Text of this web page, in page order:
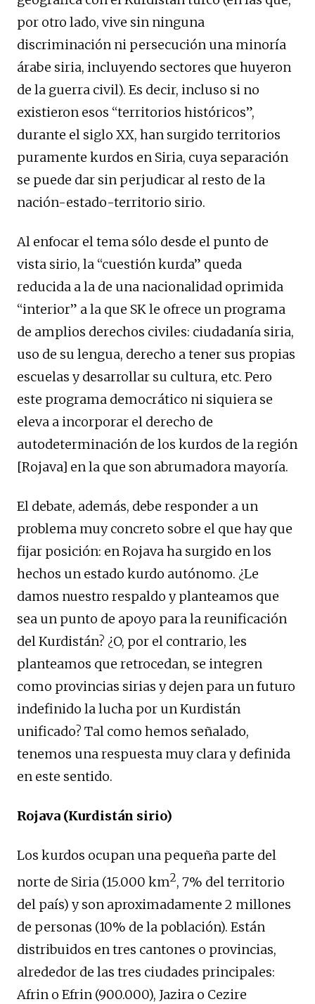
por otro lado, vive sin ninguna
discriminación ni persecución una minoría
árabe siria, incluyendo sectores que huyeron
de la guerra civil). Es decir, incluso si no
existieron esos “territorios históricos”,
durante el siglo XX, han surgido territorios
puramente kurdos en Siria, cuya separación
se puede dar sin perjudicar al resto de la
nación-estado-territorio sirio.
Al enfocar el tema sólo desde el punto de
vista sirio, la “cuestión kurda” queda
reducida a la de una nacionalidad oprimida
“interior” a la que SK le ofrece un programa
de amplios derechos civiles: ciudadanía siria,
uso de su lengua, derecho a tener sus propias
escuelas y desarrollar su cultura, etc. Pero
este programa democrático ni siquiera se
eleva a incorporar el derecho de
autodeterminación de los kurdos de la región
[Rojava] en la que son abrumadora mayoría.
El debate, además, debe responder a un
problema muy concreto sobre el que hay que
fijar posición: en Rojava ha surgido en los
hechos un estado kurdo autónomo. ¿Le
damos nuestro respaldo y planteamos que
sea un punto de apoyo para la reunificación
del Kurdistán? ¿O, por el contrario, les
planteamos que retrocedan, se integren
como provincias sirias y dejen para un futuro
indefinido la lucha por un Kurdistán
unificado? Tal como hemos señalado,
tenemos una respuesta muy clara y definida
en este sentido.
Rojava (Kurdistán sirio)
Los kurdos ocupan una pequeña parte del
norte de Siria (15.000 km2, 7% del territorio
del país) y son aproximadamente 2 millones
de personas (10% de la población). Están
distribuidos en tres cantones o provincias,
alrededor de las tres ciudades principales:
Afrin o Efrin (900.000), Jazira o Cezire